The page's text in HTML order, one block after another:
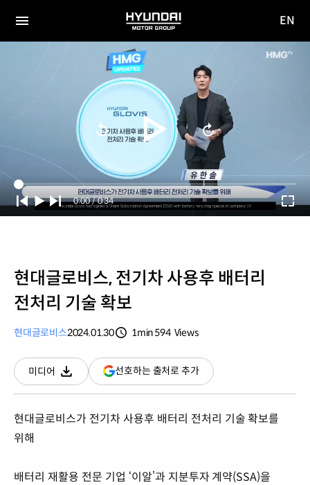
전체
HYUNDAI
MOTOR
GROUP
사이
EN
Current
Time
0:00 / Duration
0:34
현대글로비스, 전기차 사용후 배터리
전처리 기술 확보
현대글로비스2024.01.30
1min594 Views
미디어
다운로드
선호하는 출처로 추가(새
창
현대글로비스가 전기차 사용후 배터리 전처리 기술 확보를
위해
배터리 재활용 전문 기업 ‘이알’과 지분투자 계약(SSA)을